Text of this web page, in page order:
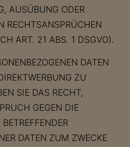
AUSÜBUNG ODER
RECHTSANSPRÜCHEN
ART. 21 ABS. 1 DSGVO).
DATEN
ZU
SIE DAS RECHT,
GEGEN DIE
DATEN ZUM ZWECKE